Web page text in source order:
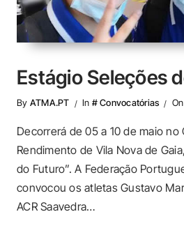
Estágio Seleções
By ATMA.PT In # Convocatórias
Decorrerá de 05 a 10 de maio
Rendimento de Vila Nova de
do Futuro”. A Federação
convocou os atletas Gustavo
ACR Saavedra…